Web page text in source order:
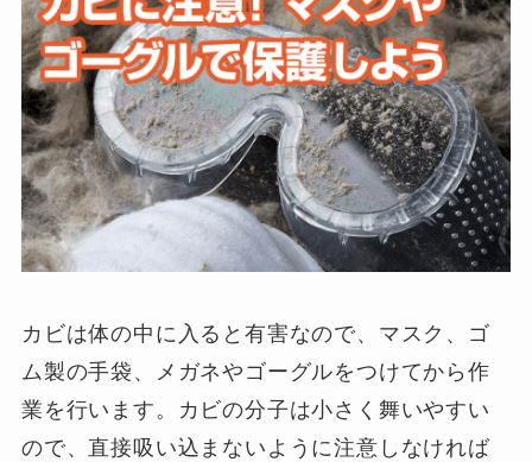
カビは体の中に入ると有害なので、マスク、ゴ
ム製の手袋、メガネやゴーグルをつけてから作
業を行います。カビの分子は小さく舞いやすい
ので、直接吸い込まないように注意しなければ